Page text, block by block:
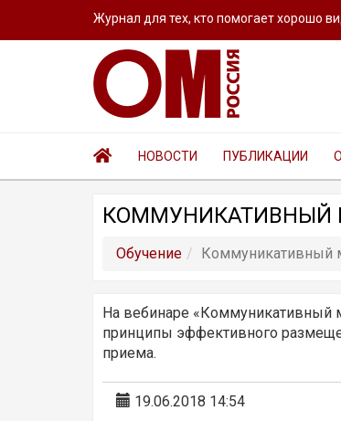
Журнал для тех, кто помогает хорошо
НОВОСТИ ПУБЛИКАЦИИ
КОММУНИКАТИВНЫЙ
Обучение Коммуникативный
На вебинаре «Коммуникативный
принципы эффективного
приема.
19.06.2018 14:54